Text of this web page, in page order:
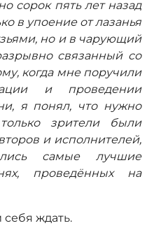
сорок пять лет назад
в упоение от лазанья
но и в чарующий
связанный со
когда мне поручили
и проведении
я понял, что нужно
зрители были
и исполнителей,
самые лучшие
проведённых на
себя ждать.